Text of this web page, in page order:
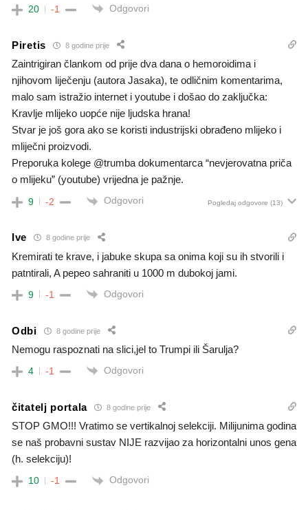
20 -1 Odgovori
Piretis 8 godine prije
Zaintrigiran člankom od prije dva dana o hemoroidima i
njihovom liječenju (autora Jasaka), te odličnim komentarima,
malo sam istražio internet i youtube i došao do zaključka:
Kravlje mlijeko uopće nije ljudska hrana!
Stvar je još gora ako se koristi industrijski obrađeno mlijeko i
mliječni proizvodi.
Preporuka kolege @trumba dokumentarca “nevjerovatna priča
o mlijeku” (youtube) vrijedna je pažnje.
9 -2 Odgovori Pogledaj odgovore (13)
Ive 8 godine prije
Kremirati te krave, i jabuke skupa sa onima koji su ih stvorili i
patntirali, A pepeo sahraniti u 1000 m dubokoj jami.
9 -1 Odgovori
Odbi 8 godine prije
Nemogu raspoznati na slici,jel to Trumpi ili Šarulja?
4 -1 Odgovori
čitatelj portala 8 godine prije
STOP GMO!!! Vratimo se vertikalnoj selekciji. Milijunima godina
se naš probavni sustav NIJE razvijao za horizontalni unos gena
(h. selekciju)!
10 -1 Odgovori